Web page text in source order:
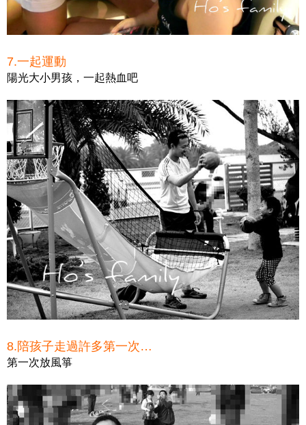
7.一起運動
陽光大小男孩，一起熱血吧
8.陪孩子走過許多第一次…
第一次放風箏